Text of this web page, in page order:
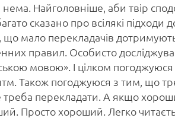
нема. Найголовніше, аби твір
сказано про всілякі підходи
що мало перекладачів
правил. Особисто
мовою». І цілком
Також погоджуюся з тим, що
треба перекладати. А якщо
Просто хороший. Легко